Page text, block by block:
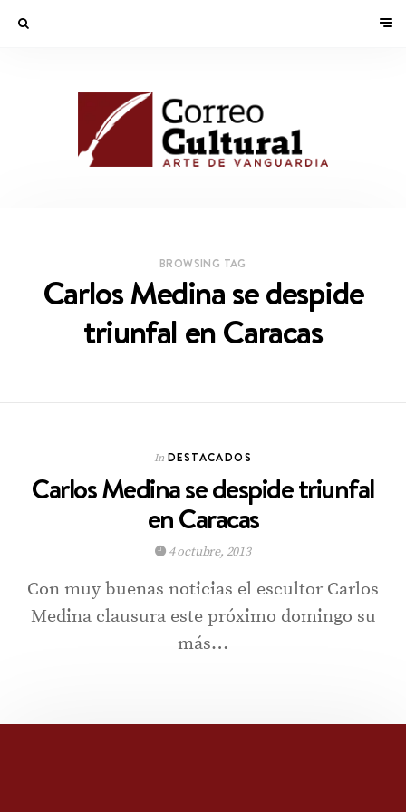
BROWSING TAG
Carlos Medina se despide
triunfal en Caracas
In DESTACADOS
Carlos Medina se despide triunfal
en Caracas
4 octubre, 2013
Con muy buenas noticias el escultor Carlos
Medina clausura este próximo domingo su
más…